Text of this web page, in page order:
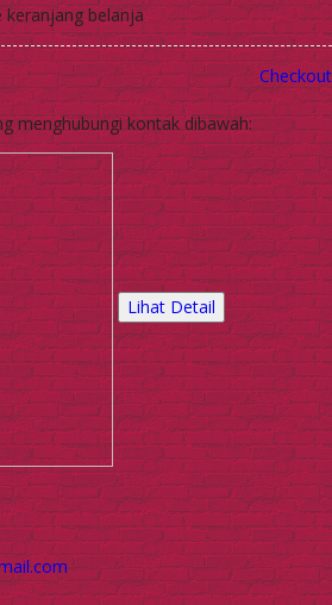
belanja
Checkout
menghubungi kontak dibawah:
Lihat Detail